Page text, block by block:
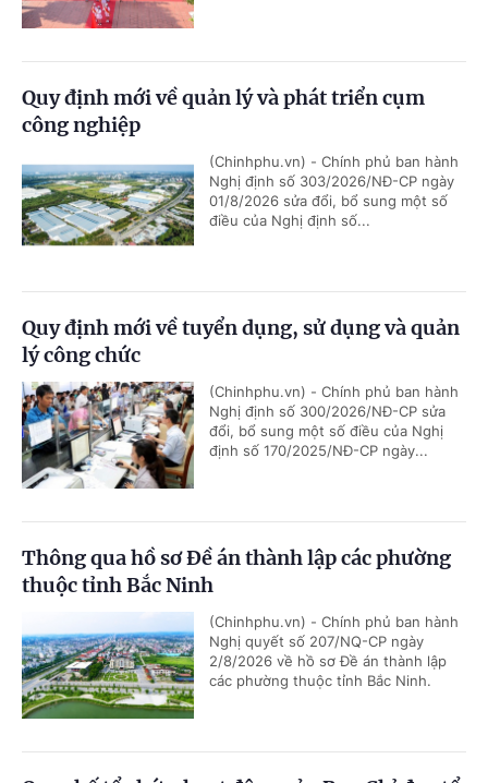
Quy định mới về quản lý và phát triển cụm
công nghiệp
(Chinhphu.vn) - Chính phủ ban hành
Nghị định số 303/2026/NĐ-CP ngày
01/8/2026 sửa đổi, bổ sung một số
điều của Nghị định số...
Quy định mới về tuyển dụng, sử dụng và quản
lý công chức
(Chinhphu.vn) - Chính phủ ban hành
Nghị định số 300/2026/NĐ-CP sửa
đổi, bổ sung một số điều của Nghị
định số 170/2025/NĐ-CP ngày...
Thông qua hồ sơ Đề án thành lập các phường
thuộc tỉnh Bắc Ninh
(Chinhphu.vn) - Chính phủ ban hành
Nghị quyết số 207/NQ-CP ngày
2/8/2026 về hồ sơ Đề án thành lập
các phường thuộc tỉnh Bắc Ninh.